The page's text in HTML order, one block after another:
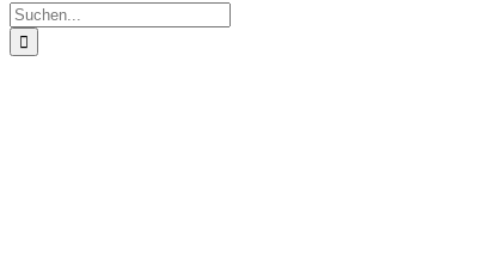
Suche
nach: